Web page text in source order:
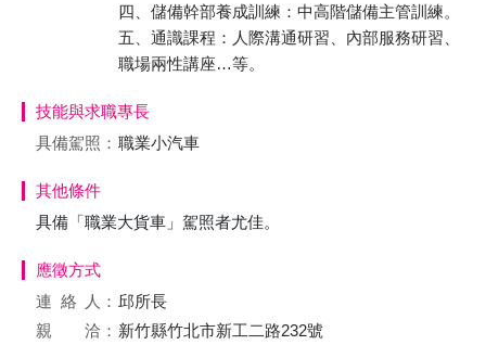
四、儲備幹部養成訓練：中高階儲備主管訓練。
五、通識課程：人際溝通研習、內部服務研習、
職場兩性講座…等。
技能與求職專長
具備駕照： 職業小汽車
其他條件
具備「職業大貨車」駕照者尤佳。
應徵方式
連絡
人： 邱所長
親 洽： 新竹縣竹北市新工二路232號